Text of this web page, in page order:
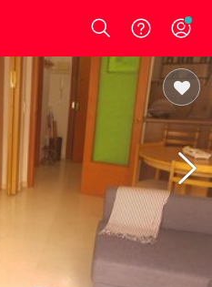
Login